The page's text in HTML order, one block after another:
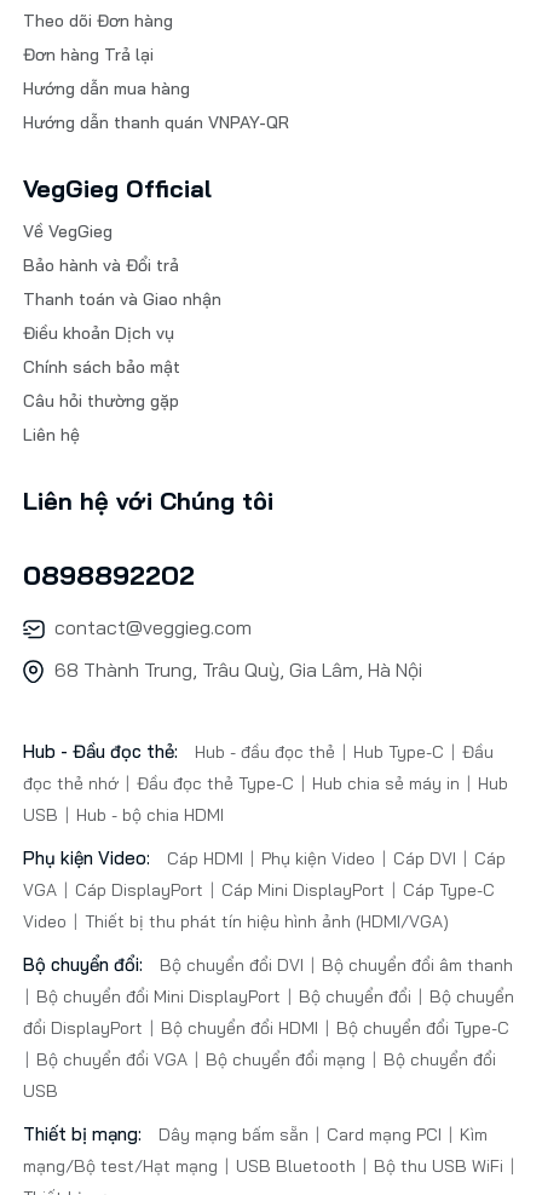
Theo dõi Đơn hàng
Đơn hàng Trả lại
Hướng dẫn mua hàng
Hướng dẫn thanh quán VNPAY-QR
VegGieg Official
Về VegGieg
Bảo hành và Đổi trả
Thanh toán và Giao nhận
Điều khoản Dịch vụ
Chính sách bảo mật
Câu hỏi thường gặp
Liên hệ
Liên hệ với Chúng tôi
0898892202
contact@veggieg.com
68 Thành Trung, Trâu Quỳ, Gia Lâm, Hà Nội
Hub - Đầu đọc thẻ: Hub - đầu đọc thẻ Hub Type-C
Đầu
đọc thẻ nhớ
Đầu đọc thẻ Type-C Hub chia sẻ máy in
Hub
USB
Hub - bộ chia HDMI
Phụ kiện Video: Cáp HDMI Phụ kiện Video Cáp DVI
Cáp
VGA
Cáp DisplayPort Cáp Mini DisplayPort
Cáp Type-C
Video
Thiết bị thu phát tín hiệu hình ảnh (HDMI/VGA)
Bộ chuyển đổi: Bộ chuyển đổi DVI
Bộ chuyển đổi âm thanh
Bộ chuyển đổi Mini DisplayPort
Bộ chuyển đổi
Bộ chuyển
đổi DisplayPort
Bộ chuyển đổi HDMI
Bộ chuyển đổi Type-C
Bộ chuyển đổi VGA
Bộ chuyển đổi mạng
Bộ chuyển đổi
USB
Thiết bị mạng: Dây mạng bấm sẵn Card mạng PCI
Kìm
mạng/Bộ test/Hạt mạng
USB Bluetooth
Bộ thu USB WiFi